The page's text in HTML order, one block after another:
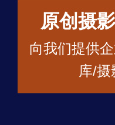
原创摄
向我们提供
库/摄